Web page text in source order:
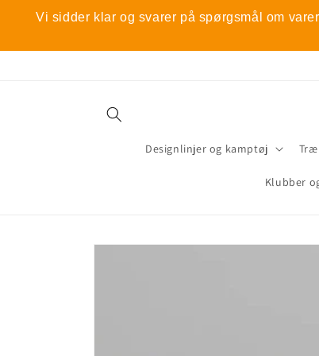
Vi sidder klar og svarer på spørgsmål om
Gå til
indhold
Designlinjer og kamptøj
Klubber